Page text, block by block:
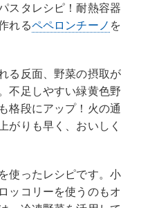
スタレシピ！耐熱容器
れるペペロンチーノ を
る反面、野菜の摂取が
不足しやすい緑黄色野
格段にアップ！火の通
がりも早く、おいしく
使ったレシピです。小
ッコリーを使うのもオ